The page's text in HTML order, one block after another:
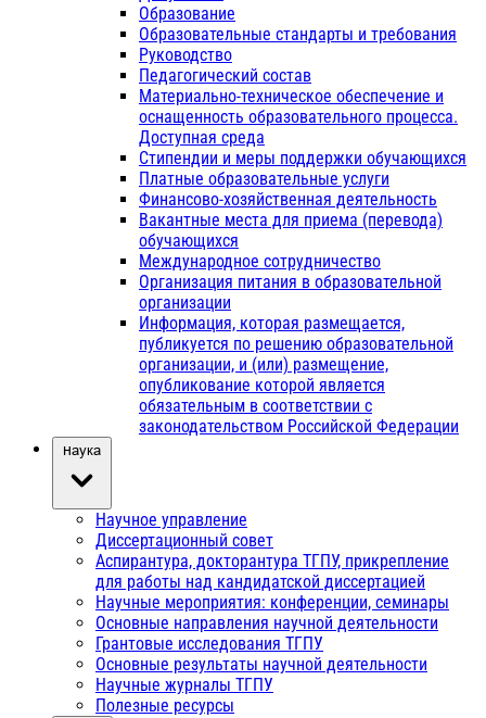
Образование
Образовательные стандарты и требования
Руководство
Педагогический состав
Материально-техническое обеспечение и
оснащенность образовательного процесса.
Доступная среда
Стипендии и меры поддержки обучающихся
Платные образовательные услуги
Финансово-хозяйственная деятельность
Вакантные места для приема (перевода)
обучающихся
Международное сотрудничество
Организация питания в образовательной
организации
Информация, которая размещается,
публикуется по решению образовательной
организации, и (или) размещение,
опубликование которой является
обязательным в соответствии с
законодательством Российской Федерации
Наука
Научное управление
Диссертационный совет
Аспирантура, докторантура ТГПУ, прикрепление
для работы над кандидатской диссертацией
Научные мероприятия: конференции, семинары
Основные направления научной деятельности
Грантовые исследования ТГПУ
Основные результаты научной деятельности
Научные журналы ТГПУ
Полезные ресурсы